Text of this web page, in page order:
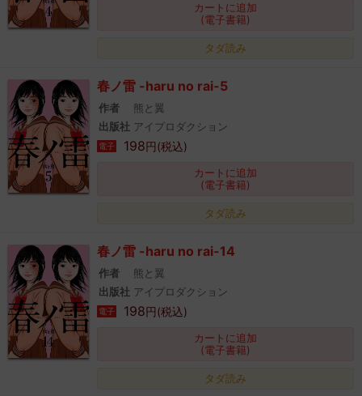
カートに追加
(電子書籍)
タダ読み
春ノ雷 -haru no rai-5
作者
熊と翼
出版社 アイプロダクション
電子 198円(税込)
カートに追加
(電子書籍)
タダ読み
春ノ雷 -haru no rai-14
作者
熊と翼
出版社 アイプロダクション
電子 198円(税込)
カートに追加
(電子書籍)
タダ読み